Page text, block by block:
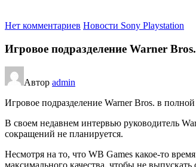
Нет комментариев Новости Sony Playstation
Игровое подразделение Warner
Автор admin
Игровое подразделение Warner Bros. в
В своем недавнем интервью руководитель
сокращений не планируется.
Несмотря на то, что WB Games какое-то